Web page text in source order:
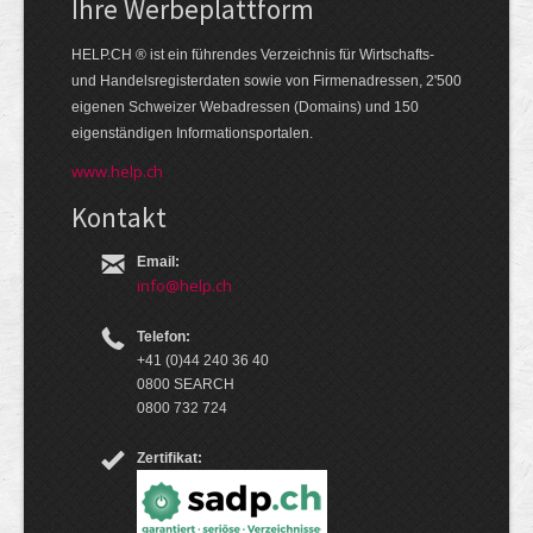
Ihre Werbe­platt­form
HELP.CH ® ist ein führendes Ver­zeich­nis für Wirt­schafts-
und Handels­register­daten so­wie von Firmen­adressen, 2'500
eige­nen Schweizer Web­adressen (Domains) und 150
eigen­ständigen Infor­mations­por­talen.
www.help.ch
Kontakt
Email:
info@help.ch
Telefon:
+41 (0)44 240 36 40
0800 SEARCH
0800 732 724
Zertifikat: